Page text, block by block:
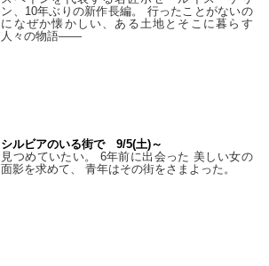
ン、10年ぶりの新作長編。 行ったことがないの
になぜか懐かしい、ある土地とそこに暮らす
人々の物語――
シルビアのいる街で 9/5(土)～
見つめていたい。 6年前に出会った 美しい女の
面影を求めて、 青年はその街をさまよった。